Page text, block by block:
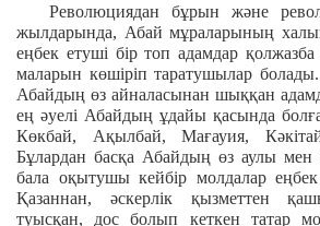
Революциядан бұрын және
жылдарында, Абай мұраларының
еңбек етуші бір топ адамдар
маларын көшіріп таратушылар
Абайдың өз айналасынан шыққан
ең әуелі Абайдың ұдайы қасында
Көкбай, Ақылбай, Мағауия,
Бұлардан басқа Абайдың өз аулы мен
бала оқытушы кейбір молдалар
Қазаннан, әскерлік қызметтен
туысқан, дос болып кеткен татар